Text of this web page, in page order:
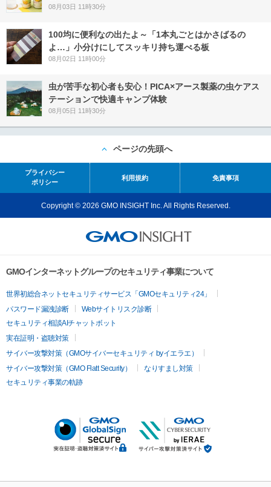
08月03日 11時30分
100均に便利なの出たよ～「1本丸ごとはかさばるの
よ…」小分けにしてスッキリ持ち運べる板
08月02日 11時00分
虫が苦手な初心者も安心！PICA×アース製薬の虫ケアス
テーションで快適キャンプ体験
08月05日 11時30分
ページの先頭へ
プライバシー
ポリシー
利用規約 免責事項
Copyright © 2026 GMO INSIGHT Inc. All Rights Reserved.
GMOインターネットグループのセキュリティ事業について
世界初総合ネットセキュリティサービス「GMOセキュリティ24」
パスワード漏洩診断
Webサイトリスク診断
セキュリティ相談AIチャットボット
実在証明・盗聴対策
サイバー攻撃対策（GMOサイバーセキュリティ byイエラエ）
サイバー攻撃対策（GMO Flatt Security）
なりすまし対策
セキュリティ事業の軌跡